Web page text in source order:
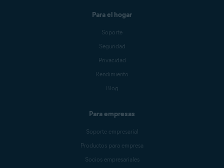
Para el hogar
Soporte
Seguridad
Privacidad
Rendimiento
Blog
Para empresas
Soporte empresarial
Productos para empresa
Socios empresariales